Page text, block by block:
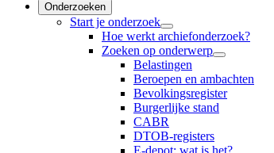
Onderzoeken
Start je onderzoek
Hoe werkt archiefonderzoek?
Zoeken op onderwerp
Belastingen
Beroepen en ambachten
Bevolkingsregister
Burgerlijke stand
CABR
DTOB-registers
E-depot: wat is het?